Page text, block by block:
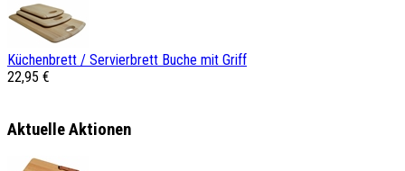
Küchenbrett / Servierbrett Buche mit Griff
22,95 €
Aktuelle Aktionen